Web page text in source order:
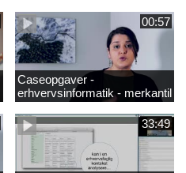
00:57
Caseopgaver -
erhvervsinformatik - merkantil
33:49